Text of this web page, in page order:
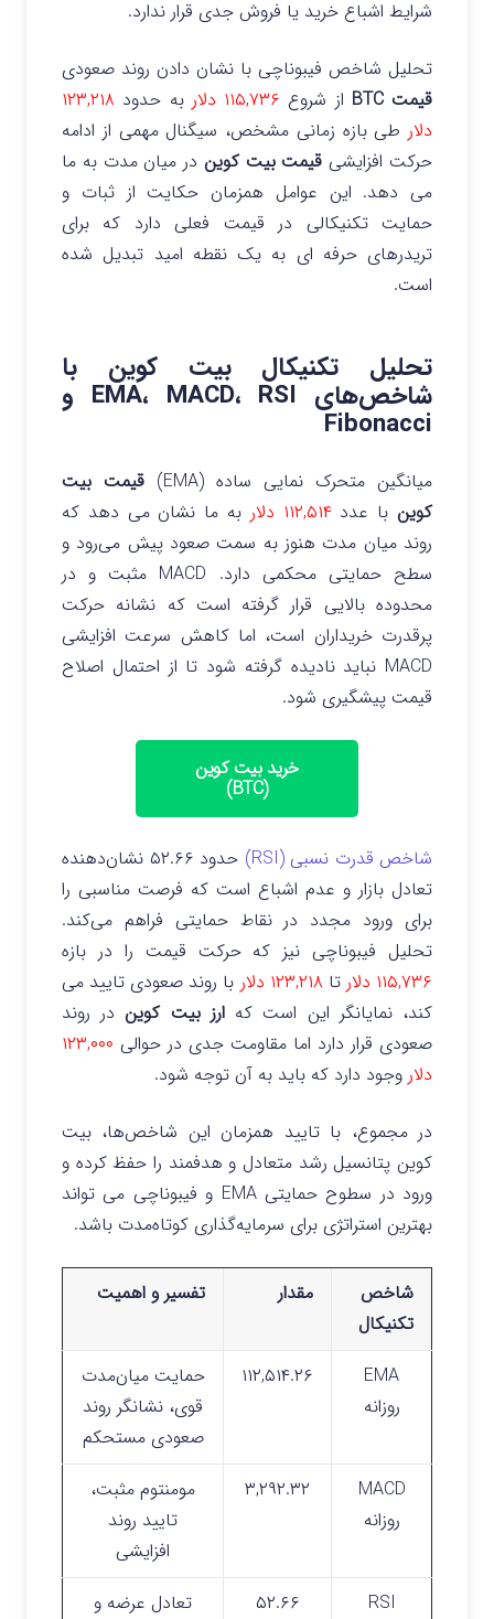
شرایط اشباع خرید یا فروش جدی قرار ندارد.
تحلیل شاخص فیبوناچی با نشان دادن روند صعودی
قیمت BTC
از شروع ۱۱۵,۷۳۶ دلار به حدود ۱۲۳,۲۱۸
دلار طی بازه زمانی مشخص، سیگنال مهمی از ادامه
حرکت افزایشی قیمت بیت‌ کوین در میان‌ مدت به ما
می‌ دهد. این عوامل همزمان حکایت از ثبات و
حمایت تکنیکالی در قیمت فعلی دارد که برای
تریدرهای حرفه‌ ای به یک نقطه امید تبدیل شده
است.
تحلیل تکنیکال بیت‌ کوین با
شاخص‌های EMA، MACD، RSI و
Fibonacci
میانگین متحرک نمایی ساده (EMA)
قیمت بیت
کوینبا عدد۱۱۲,۵۱۴ دلار
به ما نشان می‌ دهد که
روند میان‌ مدت هنوز به سمت صعود پیش می‌رود و
سطح حمایتی محکمی دارد. MACD مثبت و در
محدوده بالایی قرار گرفته است که نشانه حرکت
پرقدرت خریداران است، اما کاهش سرعت افزایشی
MACD نباید نادیده گرفته شود تا از احتمال اصلاح
قیمت پیشگیری شود.
خرید بیت کوین
(BTC)
شاخص قدرت نسبی (RSI)
حدود ۵۲.۶۶ نشان‌دهنده
تعادل بازار و عدم اشباع است که فرصت مناسبی را
برای ورود مجدد در نقاط حمایتی فراهم می‌کند.
تحلیل فیبوناچی نیز که حرکت قیمت را در بازه
۱۱۵,۷۳۶ دلار
تا ۱۲۳,۲۱۸ دلار
با روند صعودی تایید می‌
کند، نمایانگر این است کهارز بیت‌ کویندر روند
صعودی قرار دارد اما مقاومت جدی در حوالی ۱۲۳,۰۰۰
دلار وجود دارد که باید به آن توجه شود.
در مجموع، با تایید همزمان این شاخص‌ها، بیت‌
کوین پتانسیل رشد متعادل و هدفمند را حفظ کرده و
ورود در سطوح حمایتی EMA و فیبوناچی می‌ تواند
بهترین استراتژی برای سرمایه‌گذاری کوتاه‌مدت باشد.
شاخص
تکنیکال
مقدار تفسیر و اهمیت
EMA
روزانه
۱۱۲,۵۱۴.۲۶
حمایت میان‌مدت
قوی، نشانگر روند
صعودی مستحکم
MACD
روزانه
۳,۲۹۲.۳۲
مومنتوم مثبت،
تایید روند
افزایشی
RSI
۵۲.۶۶
تعادل عرضه و